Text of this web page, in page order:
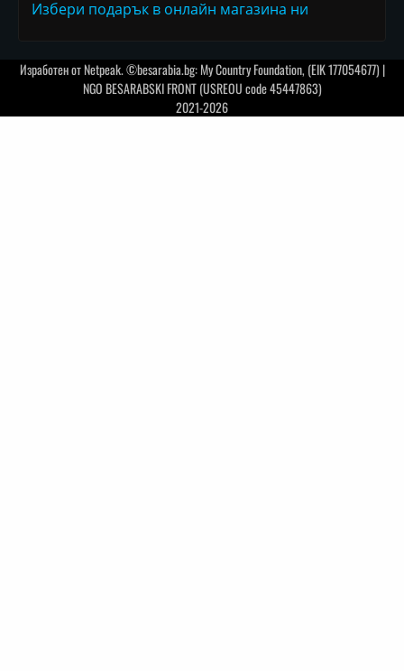
Избери подарък в онлайн магазина ни
Изработен отNetpeak. ©besarabia.bg: My Country Foundation, (EIK 177054677) |
NGO BESARABSKI FRONT (USREOU code 45447863)
2021-2026